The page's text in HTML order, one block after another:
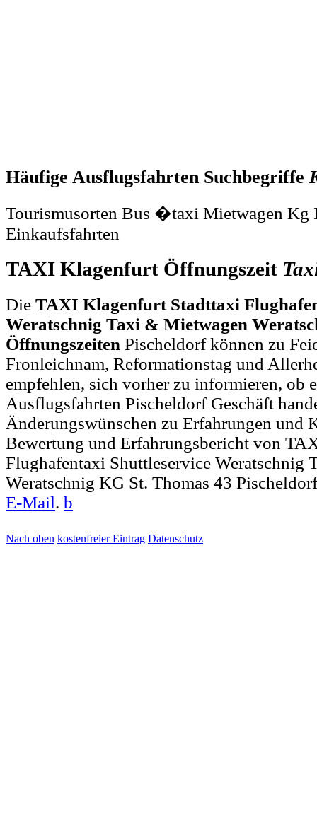
Häufige Ausflugsfahrten Suchbegriffe
Tourismusorten Bus �taxi Mietwagen Kg
Einkaufsfahrten
TAXI Klagenfurt Öffnungszeit
Die TAXI Klagenfurt Stadttaxi
Weratschnig Taxi & Mietwagen
Öffnungszeiten Pischeldorf können zu
Fronleichnam, Reformationstag und
empfehlen, sich vorher zu informieren, ob
Ausflugsfahrten Pischeldorf Geschäft
Änderungswünschen zu Erfahrungen und
Bewertung und Erfahrungsbericht von
Flughafentaxi Shuttleservice Weratschnig
Weratschnig KG St. Thomas 43
E-Mail. b
Nach oben kostenfreier Eintrag Datenschutz